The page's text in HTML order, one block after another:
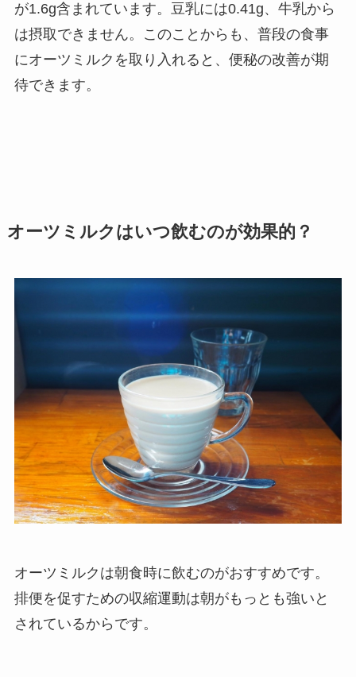
が1.6g含まれています。豆乳には0.41g、牛乳から
は摂取できません。このことからも、普段の食事
にオーツミルクを取り入れると、便秘の改善が期
待できます。
オーツミルクはいつ飲むのが効果的？
オーツミルクは朝食時に飲むのがおすすめです。
排便を促すための収縮運動は朝がもっとも強いと
されているからです。